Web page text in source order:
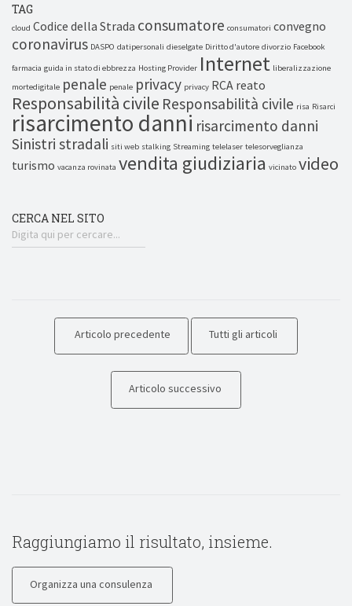
TAG
cloud Codice della Strada consumatore consumatori convegno
coronavirus DASPO datipersonali dieselgate Diritto d'autore divorzio Facebook
farmacia guida in stato di ebbrezza Hosting Provider Internet liberalizzazione
mortedigitale penale penale privacy privacy RCA reato
Responsabilità civile Responsabilità civile risa Risarci
risarcimento danni risarcimento danni
Sinistri stradali siti web stalking Streaming telelaser telesorveglianza
turismo vacanza rovinata vendita giudiziaria vicinato video
CERCA NEL SITO
Articolo precedente Tutti gli articoli
Articolo successivo
Raggiungiamo il risultato, insieme.
Organizza una consulenza